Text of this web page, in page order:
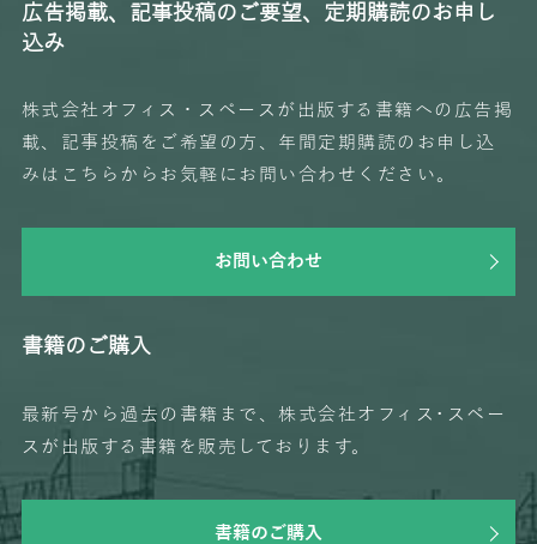
広告掲載、記事投稿のご要望、定期購読のお申し
込み
株式会社オフィス・スペースが出版する書籍への広告掲
載、記事投稿をご希望の方、年間定期購読のお申し込
みはこちらからお気軽にお問い合わせください。
お問い合わせ
書籍のご購入
最新号から過去の書籍まで、株式会社オフィス･スペー
スが出版する書籍を販売しております。
書籍のご購入